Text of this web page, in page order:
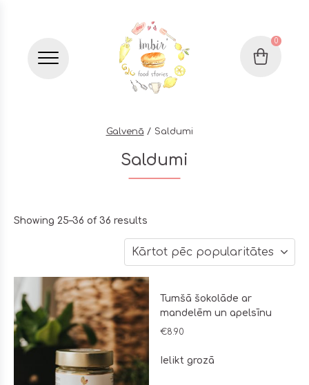
Бургер меню Grozs
0
Galvenā Saldumi
Saldumi
Showing 25–36 of 36 results
popularity
Kārtot pēc popularitātes
Tumšā šokolāde ar
mandelēm un apelsīnu
€8.90
Ielikt grozā